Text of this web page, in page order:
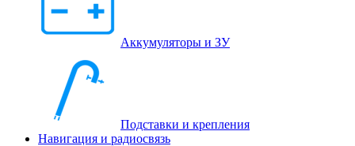
Аккумуляторы и ЗУ
Подставки и крепления
Навигация и радиосвязь